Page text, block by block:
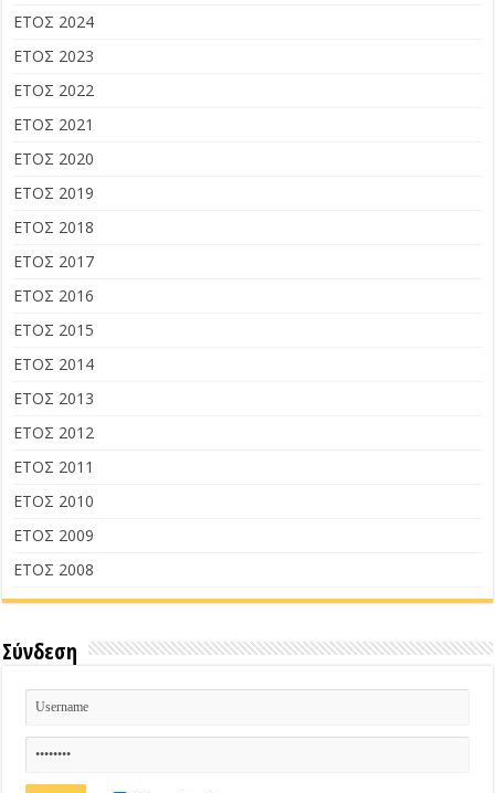
ΕΤΟΣ 2024
ΕΤΟΣ 2023
ΕΤΟΣ 2022
ΕΤΟΣ 2021
ΕΤΟΣ 2020
ΕΤΟΣ 2019
ΕΤΟΣ 2018
ΕΤΟΣ 2017
ΕΤΟΣ 2016
ΕΤΟΣ 2015
ΕΤΟΣ 2014
ΕΤΟΣ 2013
ΕΤΟΣ 2012
ΕΤΟΣ 2011
ΕΤΟΣ 2010
ΕΤΟΣ 2009
ΕΤΟΣ 2008
Σύνδεση